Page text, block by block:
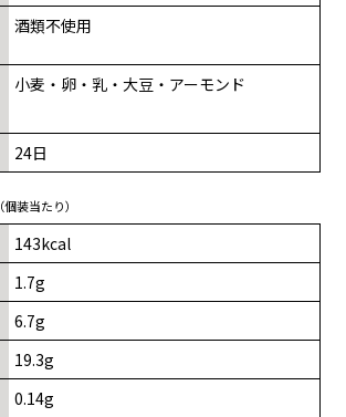
酒類不使用
小麦・卵・乳・大豆・アーモンド
24日
（個装当たり）
143kcal
1.7g
6.7g
19.3g
0.14g